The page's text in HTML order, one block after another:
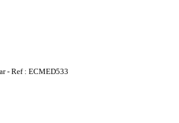
- Ref : ECMED533